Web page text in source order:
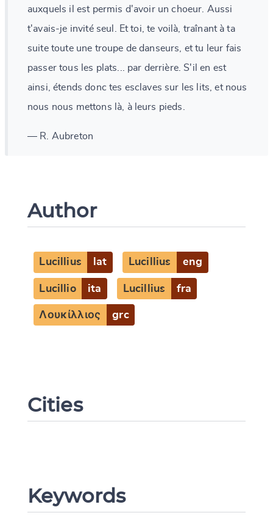
auxquels il est permis d'avoir un choeur. Aussi
t'avais-je invité seul. Et toi, te voilà, traînant à ta
suite toute une troupe de danseurs, et tu leur fais
passer tous les plats... par derrière. S'il en est
ainsi, étends donc tes esclaves sur les lits, et nous
nous nous mettons là, à leurs pieds.
— R. Aubreton
Author
Lucillius lat Lucillius eng
Lucillio ita Lucillius fra
Λουκίλλιος grc
Cities
Keywords